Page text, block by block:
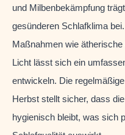
und Milbenbekämpfung
gesünderen Schlafklima
Maßnahmen wie
Licht lässt sich ein
entwickeln. Die
Herbst stellt sicher, dass
hygienisch bleibt, was sich